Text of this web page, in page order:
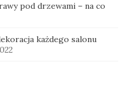
pod drzewami – na co
każdego salonu